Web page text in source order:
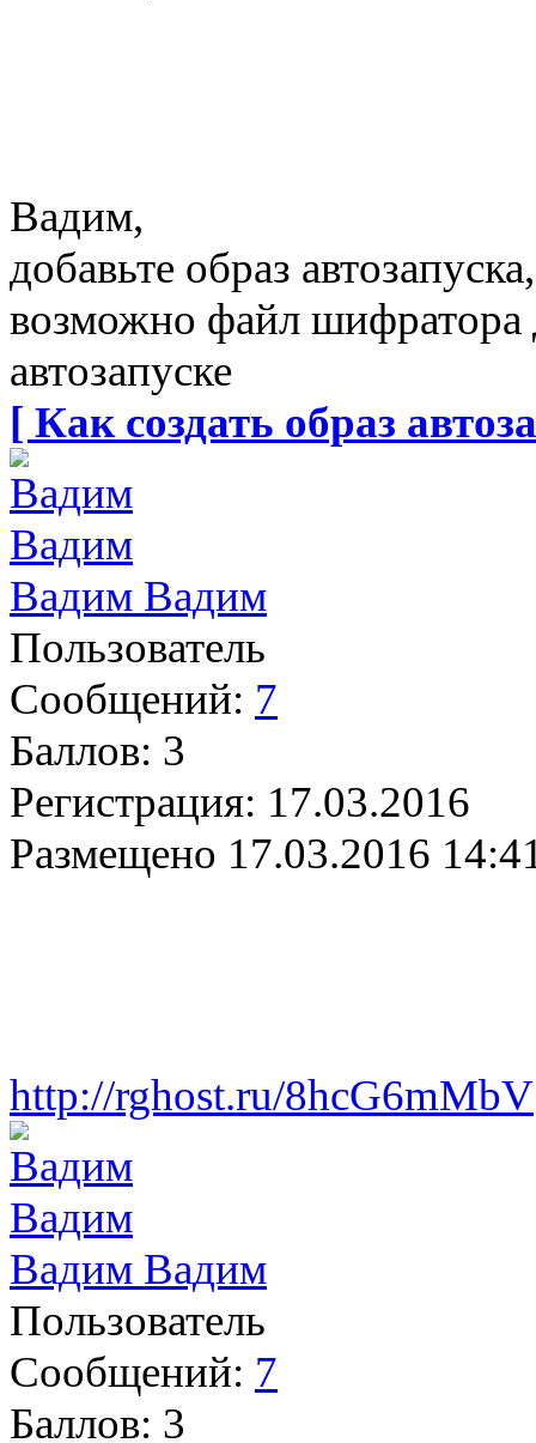
Вадим,
добавьте образ автозапуска,
возможно файл шифратора
автозапуске
[ Как создать образ
Вадим Вадим
Пользователь
Сообщений: 7
Баллов: 3
Регистрация: 17.03.2016
Размещено 17.03.2016
http://rghost.ru/8hcG6mMbV
Вадим Вадим
Пользователь
Сообщений: 7
Баллов: 3